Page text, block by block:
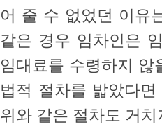
어 줄 수 없었던 이유
같은 경우 임차인은
임대료를 수령하지 않
법적 절차를 밟았다
위와 같은 절차도 거